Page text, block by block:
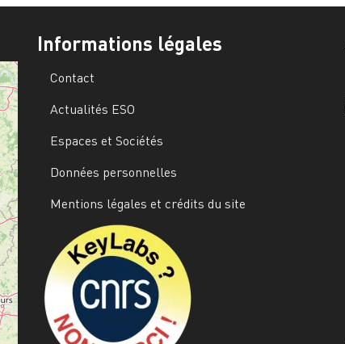
Informations légales
Contact
Actualités ESO
Espaces et Sociétés
Données personnelles
Mentions légales et crédits du site